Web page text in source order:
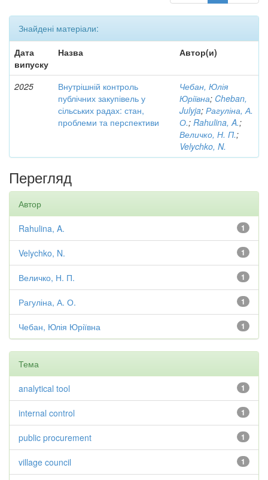
Знайдені матеріали:
Дата
випуску
Назва Автор(и)
2025
Внутрішній контроль
публічних закупівель у
сільських радах: стан,
проблеми та перспективи
Чебан, Юлія
Юріївна; Cheban,
Julyja; Рагуліна, А.
О.; Rahulina, A.;
Величко, Н. П.;
Velychko, N.
Перегляд
Автор
1
Rahulina, A.
1
Velychko, N.
1
Величко, Н. П.
1
Рагуліна, А. О.
1
Чебан, Юлія Юріївна
Тема
1
analytical tool
1
internal control
1
public procurement
1
village council